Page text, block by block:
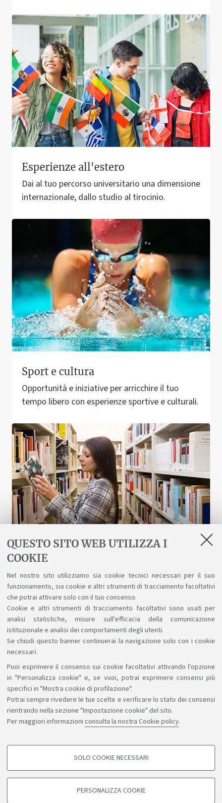
QUESTO SITO WEB UTILIZZA I
COOKIE
Nel nostro sito utilizziamo sia cookie tecnici necessari per il suo
funzionamento, sia cookie e altri strumenti di tracciamento facoltativi
che potrai attivare solo con il tuo consenso.
Cookie e altri strumenti di tracciamento facoltativi sono usati per
analisi statistiche, misure sull'efficacia della comunicazione
istituzionale e analisi dei comportamenti degli utenti.
Se chiudi questo banner continuerai la navigazione solo con i cookie
necessari.
Puoi esprimere il consenso sui cookie facoltativi attivando l'opzione
in "Personalizza cookie" e, se vuoi, potrai esprimere consensi più
specifici in "Mostra cookie di profilazione".
Potrai sempre rivedere le tue scelte e verificare lo stato dei consensi
rientrando nella sezione "Impostazione cookie" del sito.
Per maggiori informazioni consulta la nostra Cookie policy.
COOKIE DI PROFILAZIONE - FACOLTATIVI
degli utenti, creare profili in base al loro comportamento sul sito, per analisi
SOLO COOKIE NECESSARI
PERSONALIZZA COOKIE
Esperienze all'estero
Dai al tuo percorso universitario una dimensione
internazionale, dallo studio al tirocinio.
Sport e cultura
Opportunità e iniziative per arricchire il tuo
tempo libero con esperienze sportive e culturali.
Biblioteche e risorse digitali
Un patrimonio fatto di scienza, arte, storia a
tua disposizione gratuitamente, anche online.
Sosteniamo il diritto alla conoscenza
Seguici su:
Bologna - Via Zamboni, 33 - 40126 Bologna - PI: 01131710376 -